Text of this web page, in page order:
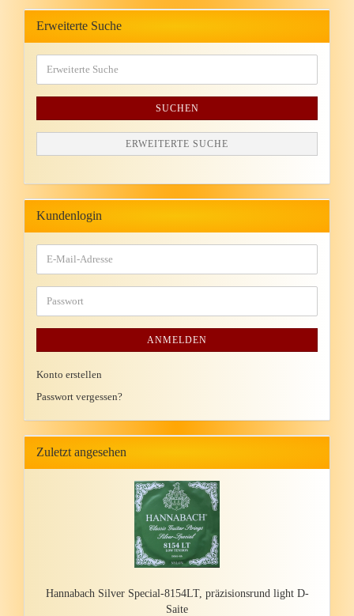
Erweiterte Suche
SUCHEN
ERWEITERTE SUCHE
Kundenlogin
ANMELDEN
Konto erstellen
Passwort vergessen?
Zuletzt angesehen
Han­n­a­bach Sil­ver Special-​8154LT, prä­zi­si­ons­rund light D-​
Saite